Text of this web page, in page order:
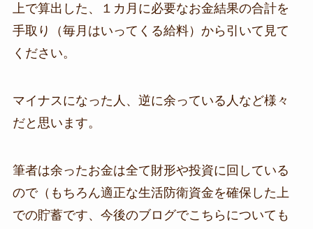
上で算出した、１カ月に必要なお金結果の合計を
手取り（毎月はいってくる給料）から引いて見て
ください。
マイナスになった人、逆に余っている人など様々
だと思います。
筆者は余ったお金は全て財形や投資に回している
ので（もちろん適正な生活防衛資金を確保した上
での貯蓄です、今後のブログでこちらについても